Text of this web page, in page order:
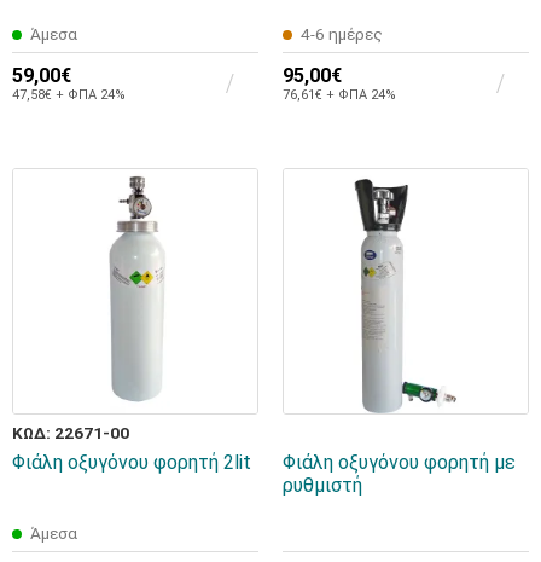
Άμεσα
59,00€
47,58€ + ΦΠΑ 24%
4-6 ημέρες
95,00€
76,61€ + ΦΠΑ 24%
ΚΩΔ: 22671-00
Φιάλη οξυγόνου φορητή 2lit
Άμεσα
Φιάλη οξυγόνου φορητή με
ρυθμιστή